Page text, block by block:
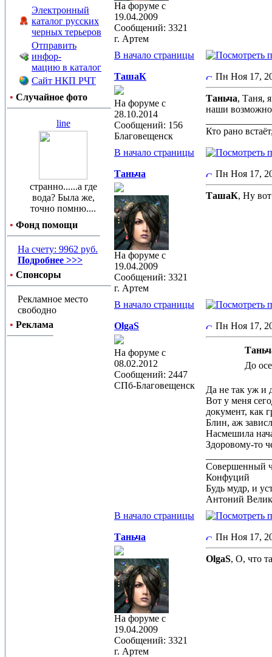
Электронный
каталог русских
черных терьеров
Отправить
инфор-
мацию в каталог
Сайт НКП РЧТ
• Случайное фото
line
странно......а где
вода? Была же,
точно помню....
• Фонд помощи
На счету: 9962 руб.
Подробнее >>>
• Спонсоры
Рекламное место
свободно
• Реклама
На форуме с
19.04.2009
Сообщений: 3321
г. Артем
В начало страницы
ТашаК
На форуме с
28.10.2014
Сообщений: 156
Благовещенск
Пн Ноя 17,
Таньча, Таня,
наши
Кто рано
В начало страницы
Таньча
На форуме с
19.04.2009
Сообщений: 3321
г. Артем
Пн Ноя 17,
ТашаК, Ну
В начало страницы
OlgaS
На форуме с
08.02.2012
Сообщений: 2447
СПб-Благовещенск
Пн Ноя 17,
До
Да не так уж и
Вот у меня
документ, как
Блин, аж
Насмешила
Здоровому-то
Совершенный
Конфуций
Будь мудр, и
Антоний
В начало страницы
Таньча
На форуме с
19.04.2009
Сообщений: 3321
г. Артем
Пн Ноя 17,
OlgaS, О, что